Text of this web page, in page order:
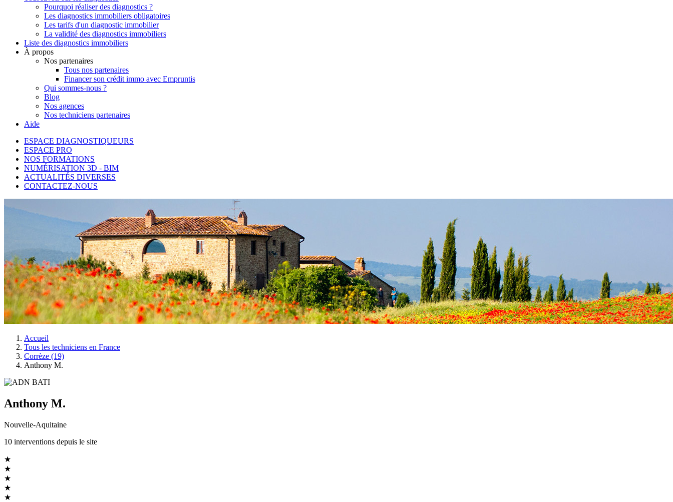
Pourquoi réaliser des diagnostics ?
Les diagnostics immobiliers obligatoires
Les tarifs d'un diagnostic immobilier
La validité des diagnostics immobiliers
Liste des diagnostics immobiliers
À propos
Nos partenaires
Tous nos partenaires
Financer son crédit immo avec Empruntis
Qui sommes-nous ?
Blog
Nos agences
Nos techniciens partenaires
Aide
ESPACE DIAGNOSTIQUEURS
ESPACE PRO
NOS FORMATIONS
NUMÉRISATION 3D - BIM
ACTUALITÉS DIVERSES
CONTACTEZ-NOUS
Accueil
Tous les techniciens en France
Corrèze (19)
Anthony M.
Anthony M.
Nouvelle-Aquitaine
10 interventions depuis le site
★
★
★
★
★